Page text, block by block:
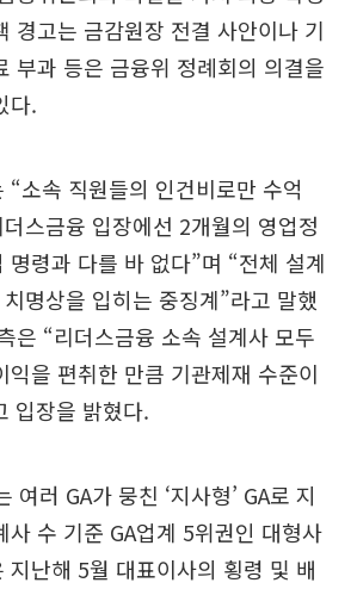
경고는 금감원장 전결 사안이나 기
부과 등은 금융위 정례회의 의결을
다.
“소속 직원들의 인건비로만 수억
스금융 입장에선 2개월의 영업정
명령과 다를 바 없다”며 “전체 설계
명상을 입히는 중징계”라고 말했
은 “리더스금융 소속 설계사 모두
익을 편취한 만큼 기관제재 수준이
입장을 밝혔다.
여러 GA가 뭉친 ‘지사형’ GA로 지
사 수 기준 GA업계 5위권인 대형사
지난해 5월 대표이사의 횡령 및 배